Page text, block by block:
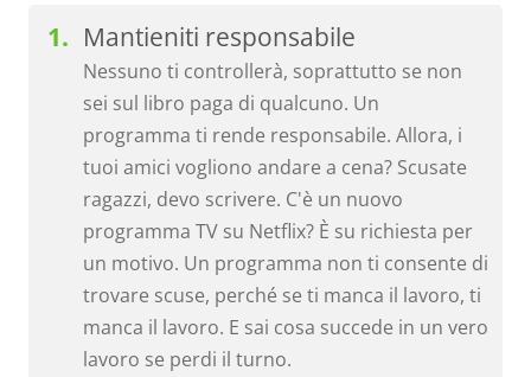
Mantieniti responsabile
Nessuno ti controllerà, soprattutto se non
sei sul libro paga di qualcuno. Un
programma ti rende responsabile. Allora, i
tuoi amici vogliono andare a cena? Scusate
ragazzi, devo scrivere. C'è un nuovo
programma TV su Netflix? È su richiesta per
un motivo. Un programma non ti consente di
trovare scuse, perché se ti manca il lavoro, ti
manca il lavoro. E sai cosa succede in un vero
lavoro se perdi il turno.